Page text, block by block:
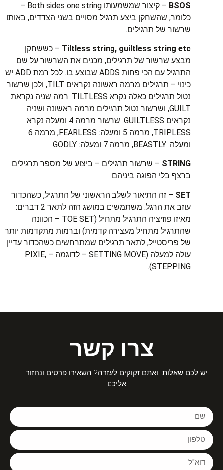
BSOS
– קיצור שמשמעותו Both sides one string –
כלומר, שהשחקן ביצע תרגיל מסויים בשני הצדדים, באותו
שרשור של תרגילים.
Tiltless string, guiltless string etc – כששחקן
מבצע שרשור של תרגילים, מכנים את השרשור על שם
התרגיל עם הכי פחות ADDS שבוצע בו. לכל רמת ADD יש
כינוי – תרגילים מרמה ראשונה נקראים TILT, ולכן שרשור
נטול תרגילים כאלה נקרא TILTLESS. רמה שניה נקראת
GUILT, ושרשור נטול תרגילים מרמה ראשונה ושניה
נקראים GUILTLESS. שרשור מרמה 4 ומעלה נקרא
TRIPLESS, מרמה 5 ומעלה: FEARLESS, מרמה 6
ומעלה: BEASTLY, מרמה 7 ומעלה: GODLY.
STRING – שרשור תרגילים – ביצוע של מספר תרגילים
ברצף בלי הפוגה ביניהם.
SET – זה התיאור לשלב הראשוני של התרגיל, כשהכדור
עוזב את הרגל. משתמשים במושג הזה לתאר 2 דברים:
מאיזו פוזיציה התרגיל מתחיל (TOE SET – הכוונה
שהתרגיל מתחיל מעצירה קדמית) וברמות מתקדמות יותר
של פריסטייל, לתאר תרגילים שמתרחשים כשהכדור עדיין
עולה למעלה (SETTING MOVE – לדוגמה – PIXIE,
STEPPING).
צרו קשר
יש לכם שאלות ואתם זקוקים לעזרה? השאירו פרטים ונחזור
אליכם